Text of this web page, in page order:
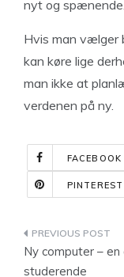
nyt og spænende.
Hvis man vælger
kan køre lige
man ikke at
verdenen på ny.
FACEBOOK
PINTEREST
Ny computer – en
studerende